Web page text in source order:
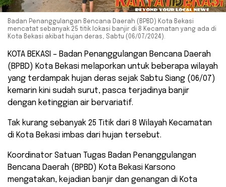
Badan Penanggulangan Bencana Daerah (BPBD) Kota Bekasi
mencatat sebanyak 25 titik lokasi banjir di 8 Kecamatan yang ada di
Kota Bekasi akibat hujan deras, Sabtu (06/07/2024).
KOTA BEKASI – Badan Penanggulangan Bencana Daerah
(BPBD) Kota Bekasi melaporkan untuk beberapa wilayah
yang terdampak hujan deras sejak Sabtu Siang (06/07)
kemarin kini sudah surut, pasca terjadinya banjir
dengan ketinggian air bervariatif.
Tak kurang sebanyak 25 Titik dari 8 Wilayah Kecamatan
di Kota Bekasi imbas dari hujan tersebut.
Koordinator Satuan Tugas Badan Penanggulangan
Bencana Daerah (BPBD) Kota Bekasi Karsono
mengatakan, kejadian banjir dan genangan di Kota